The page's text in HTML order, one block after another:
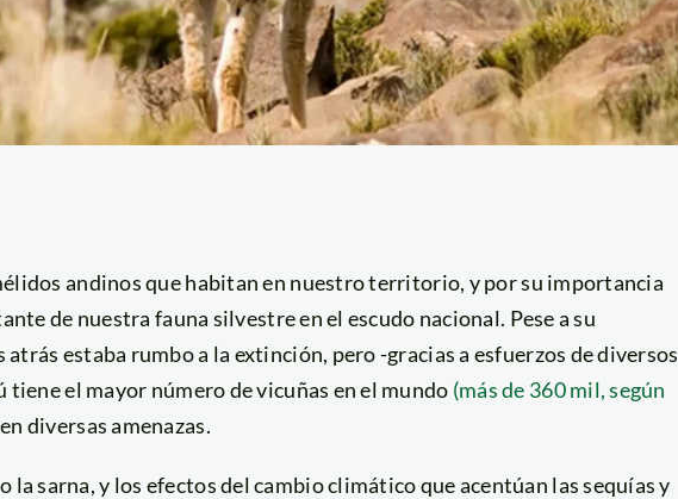
andinos que habitan en nuestro territorio, y por su importancia
de nuestra fauna silvestre en el escudo nacional. Pese a su
estaba rumbo a la extinción, pero -gracias a esfuerzos de diversos
tiene el mayor número de vicuñas en el mundo (más de 360 mil, según
diversas amenazas.
la sarna, y los efectos del cambio climático que acentúan las sequías y